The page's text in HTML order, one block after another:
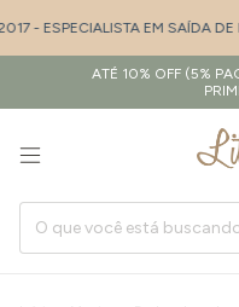
EM SAÍDA DE
ATÉ 10% OFF (5%